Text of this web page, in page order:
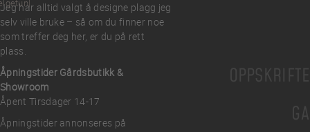
Jeg har alltid valgt å designe plagg jeg
selv ville bruke – så om du finner noe
som treffer deg her, er du på rett
plass.
Åpningstider Gårdsbutikk &
Showroom
Åpent Tirsdager 14-17
Åpningstider annonseres på